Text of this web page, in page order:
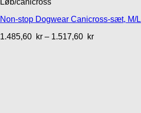
Non-stop Dogwear Canicross-sæt, M/L
1.485,60 kr – 1.517,60 kr